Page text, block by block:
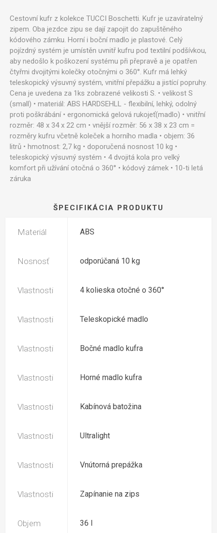
Cestovní kufr z kolekce TUCCI Boschetti. Kufr je uzavíratelný
zipem. Oba jezdce zipu se dají zapojit do zapuštěného
kódového zámku. Horní i boční madlo je plastové. Celý
pojízdný systém je umístěn uvnitř kufru pod textilní podšívkou,
aby nedošlo k poškození systému při přepravě a je opatřen
čtyřmi dvojitými kolečky otočnými o 360°. Kufr má lehký
teleskopický výsuvný systém, vnitřní přepážku a jistící popruhy.
Cena je uvedena za 1ks zobrazené velikosti S. • velikost S
(small) • materiál: ABS HARDSEHLL - flexibilní, lehký, odolný
proti poškrábání • ergonomická gelová rukojeť(madlo) • vnitřní
rozměr: 48 x 34 x 22 cm • vnější rozměr: 56 x 38 x 23 cm =
rozměry kufru včetně koleček a horního madla • objem: 36
litrů • hmotnost: 2,7 kg • doporučená nosnost 10 kg •
teleskopický výsuvný systém • 4 dvojitá kola pro velký
komfort při užívání otočná o 360° • kódový zámek • 10-ti letá
záruka
ŠPECIFIKÁCIA PRODUKTU
Materiál ABS
Nosnosť odporúčaná 10 kg
Vlastnosti 4 kolieska otočné o 360°
Vlastnosti Teleskopické madlo
Vlastnosti Bočné madlo kufra
Vlastnosti Horné madlo kufra
Vlastnosti Kabínová batožina
Vlastnosti Ultralight
Vlastnosti Vnútorná prepážka
Vlastnosti Zapínanie na zips
Objem 36 l